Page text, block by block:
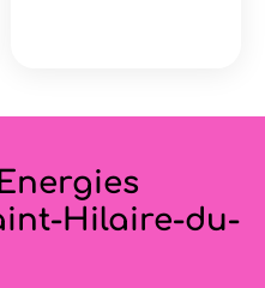
Hilaire-du-